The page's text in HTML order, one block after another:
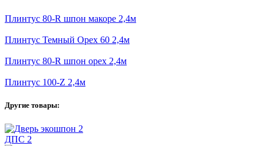
Плинтус 80-R шпон макоре 2,4м
Плинтус Темный Орех 60 2,4м
Плинтус 80-R шпон орех 2,4м
Плинтус 100-Z 2,4м
Другие товары:
ДПС 2